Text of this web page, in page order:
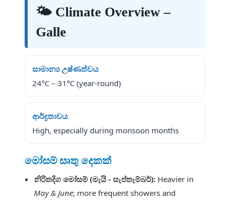
🌤 Climate Overview –
Galle
සාමාන්‍ය උෂ්ණත්වය
24°C – 31°C (year-round)
ආර්ද්‍රතාවය
High, especially during monsoon months
මෝසම් සෘතු දෙකක්
නිරිතදිග මෝසම් (මැයි - සැප්තැම්බර්): Heavier in
May & June; more frequent showers and